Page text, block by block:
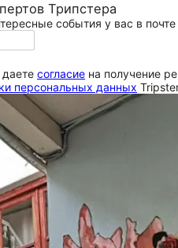
Трипстера
события у вас в почте
согласие на получение
персональных данных